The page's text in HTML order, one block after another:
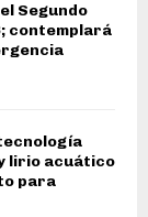
Segundo
contemplará
lirio acuático
para